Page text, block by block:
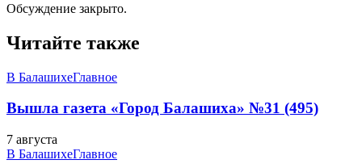
Обсуждение закрыто.
Читайте также
В БалашихеГлавное
Вышла газета «Город Балашиха» №31 (495)
7 августа
В БалашихеГлавное